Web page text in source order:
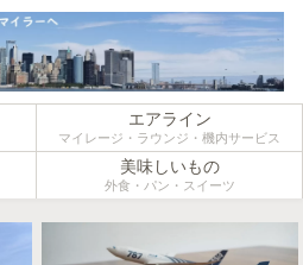
エアライン
マイレージ・ラウンジ・機内サービス
美味しいもの
外食・パン・スイーツ